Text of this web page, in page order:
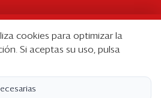
cookies para optimizar la
Si aceptas su uso, pulsa